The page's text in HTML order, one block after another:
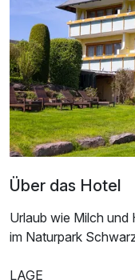
Doppelzimmer
2 Erwachsene und 1
Über das Hotel
Urlaub wie Milch und
im Naturpark
LAGE